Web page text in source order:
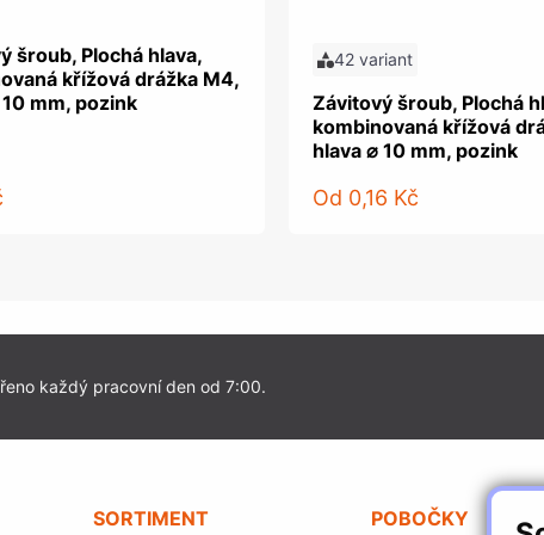
šroub, Plochá hlava,
křížová drážka M4,
mm, pozink
42 variant
Závitový šroub, Plochá
kombinovaná křížová
hlava ⌀ 10 mm, pozink
Od 0,16 Kč
každý pracovní den od 7:00.
SORTIMENT POBOČKY